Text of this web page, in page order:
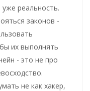
реальность.
законов -
их выполнять
- это не про
не как хакер,